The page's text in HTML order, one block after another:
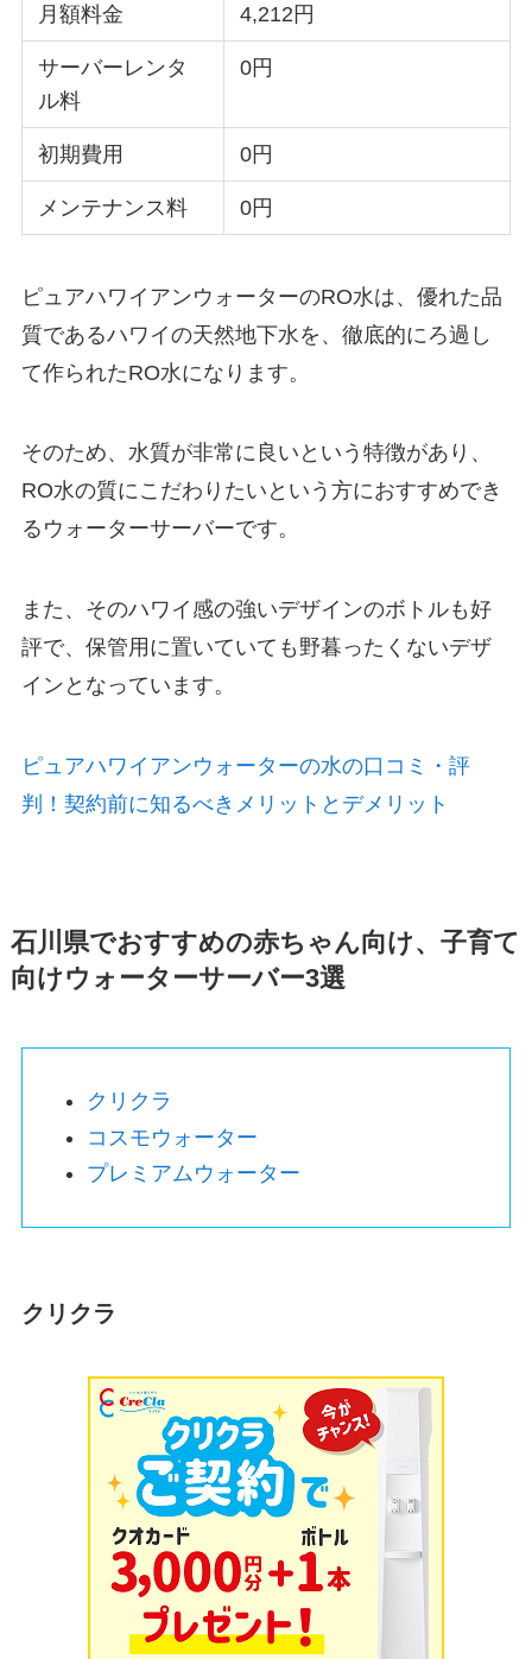
月額料金 4,212円
サーバーレンタ
ル料
0円
初期費用 0円
メンテナンス料 0円
ピュアハワイアンウォーターのRO水は、優れた品
質であるハワイの天然地下水を、徹底的にろ過し
て作られたRO水になります。
そのため、水質が非常に良いという特徴があり、
RO水の質にこだわりたいという方におすすめでき
るウォーターサーバーです。
また、そのハワイ感の強いデザインのボトルも好
評で、保管用に置いていても野暮ったくないデザ
インとなっています。
ピュアハワイアンウォーターの水の口コミ・評
判！契約前に知るべきメリットとデメリット
石川県でおすすめの赤ちゃん向け、子育て
向けウォーターサーバー3選
クリクラ
コスモウォーター
プレミアムウォーター
クリクラ